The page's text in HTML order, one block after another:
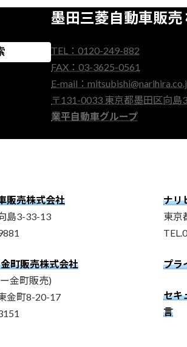
墨田三菱自動車販売
TEL：0120-249-882
FAX：03-3625-0561
E-mail：
〒131-0033 東京都墨田区向島
業平自動車グループ
販売株式会社
島3-33-13
町販売株式会社
金町販売)
金町8-20-17
ナリ
東京
プラ
セキ
言